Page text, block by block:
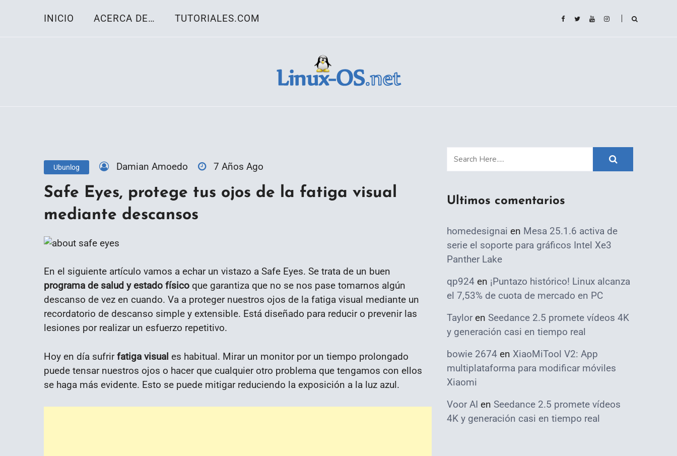
INICIO ACERCA DE… TUTORIALES.COM
Ubunlog Damian Amoedo 7 Años Ago
Safe Eyes, protege tus ojos de la fatiga visual
mediante descansos
En el siguiente artículo vamos a echar un vistazo a Safe Eyes. Se trata de un buen
programa de salud y estado físico que garantiza que no se nos pase tomarnos algún
descanso de vez en cuando. Va a proteger nuestros ojos de la fatiga visual mediante un
recordatorio de descanso simple y extensible. Está diseñado para reducir o prevenir las
lesiones por realizar un esfuerzo repetitivo.
Hoy en día sufrirfatiga visual es habitual. Mirar un monitor por un tiempo prolongado
puede tensar nuestros ojos o hacer que cualquier otro problema que tengamos con ellos
se haga más evidente. Esto se puede mitigar reduciendo la exposición a la luz azul.
Ultimos comentarios
homedesignai en Mesa 25.1.6 activa de
serie el soporte para gráficos Intel Xe3
Panther Lake
qp924 en ¡Puntazo histórico! Linux alcanza
el 7,53% de cuota de mercado en PC
Taylor en Seedance 2.5 promete vídeos 4K
y generación casi en tiempo real
bowie 2674 en XiaoMiTool V2: App
multiplataforma para modificar móviles
Xiaomi
Voor AI en Seedance 2.5 promete vídeos
4K y generación casi en tiempo real